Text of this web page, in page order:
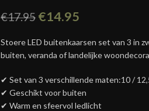
€17.95 €14.95
Stoere LED buitenkaarsen set van 3 in
buiten, veranda of landelijke
✔ Set van 3 verschillende maten:10 /
✔ Geschikt voor buiten
✔ Warm en sfeervol ledlicht